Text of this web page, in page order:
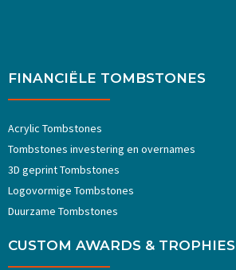
FINANCIËLE TOMBSTONES
Acrylic Tombstones
Tombstones investering en overnames
3D geprint Tombstones
Logovormige Tombstones
Duurzame Tombstones
CUSTOM AWARDS & TROPHIES